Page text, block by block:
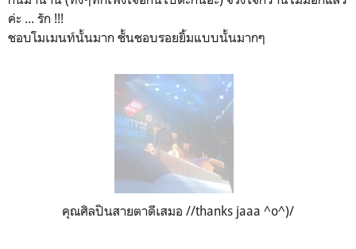
ค่ะ ... รัก !!!
ชอบโมเมนท์นั้นมาก ชั้นชอบรอยยิ้มแบบนั้นมากๆ
คุณศิลปินสายตาดีเสมอ //thanks jaaa ^o^)/